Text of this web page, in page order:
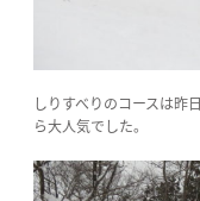
しりすべりのコースは昨
ら大人気でした。